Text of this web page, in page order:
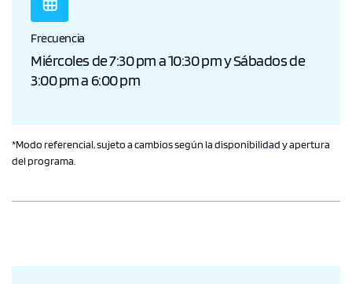
Frecuencia
Miércoles de 7:30 pm a 10:30 pm y Sábados de
3:00 pm a 6:00 pm
*Modo referencial, sujeto a cambios según la disponibilidad y apertura
del programa.